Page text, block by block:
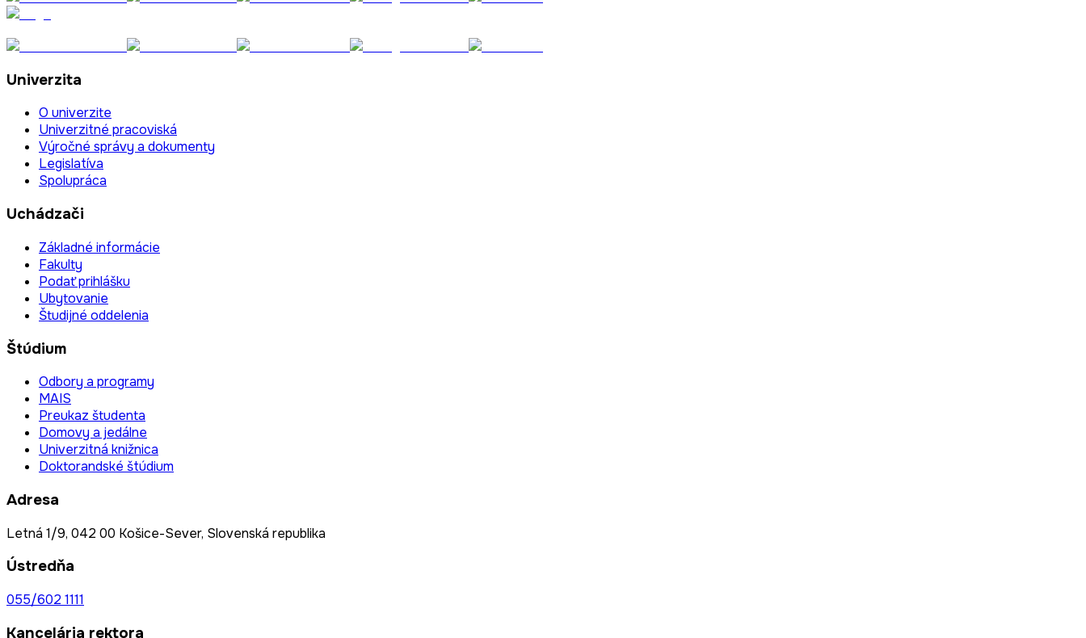
Univerzita
O univerzite
Univerzitné pracoviská
Výročné správy a dokumenty
Legislatíva
Spolupráca
Uchádzači
Základné informácie
Fakulty
Podať prihlášku
Ubytovanie
Študijné oddelenia
Štúdium
Odbory a programy
MAIS
Preukaz študenta
Domovy a jedálne
Univerzitná knižnica
Doktorandské štúdium
Adresa
Letná 1/9, 042 00 Košice-Sever, Slovenská republika
Ústredňa
055/602 1111
Kancelária rektora